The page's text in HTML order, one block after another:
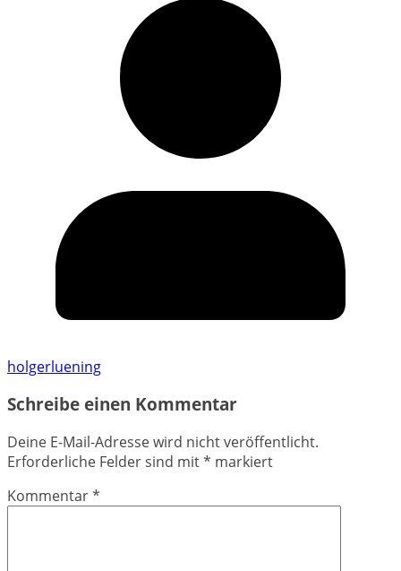
holgerluening
Schreibe einen Kommentar
Deine E-Mail-Adresse wird nicht veröffentlicht.
Erforderliche Felder sind mit* markiert
Kommentar*